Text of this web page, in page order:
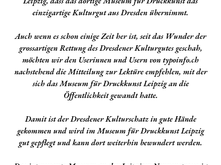
einzigartige Kulturgut aus Dresden übernimmt.
Auch wenn es schon einige Zeit her ist, seit das Wunder der
grossartigen Rettung des Dresdener Kulturgutes geschah,
möchten wir den Userinnen und Usern von typoinfo.ch
nachstehend die Mitteilung zur Lektüre empfehlen, mit der
sich das Museum für Druckkunst Leipzig an die
Öffentlichkeit gewandt hatte.
Damit ist der Dresdener Kulturschatz in gute Hände
gekommen und wird im Museum für Druckkunst Leipzig
gut gepflegt und kann dort weiterhin bewundert werden.